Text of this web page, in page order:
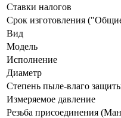
Ставки налогов
Срок изготовления
Вид
Модель
Исполнение
Диаметр
Степень пыле-влаго
Измеряемое давление
Резьба присоединения